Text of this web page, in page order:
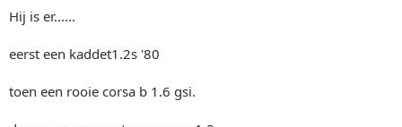
t
r
Hij is er......
eerst een kaddet1.2s '80
toen een rooie corsa b 1.6 gsi.